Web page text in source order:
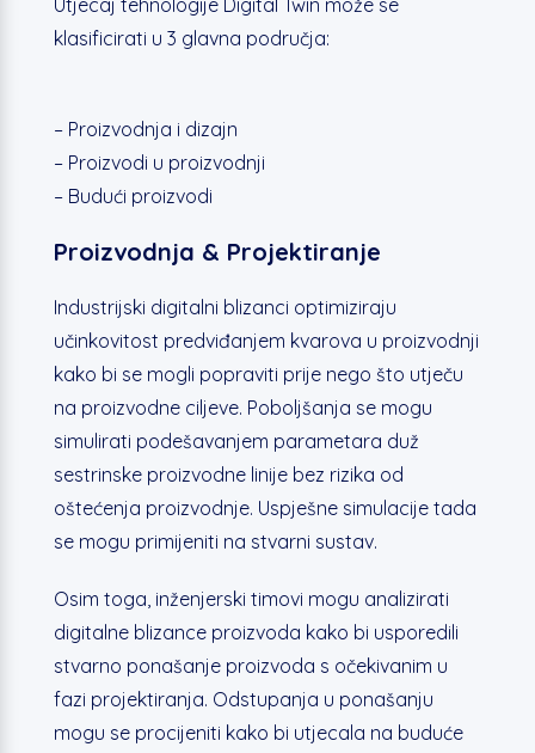
Utjecaj tehnologije Digital Twin može se
klasificirati u 3 glavna područja:
– Proizvodnja i dizajn
– Proizvodi u proizvodnji
– Budući proizvodi
Proizvodnja & Projektiranje
Industrijski digitalni blizanci optimiziraju
učinkovitost predviđanjem kvarova u proizvodnji
kako bi se mogli popraviti prije nego što utječu
na proizvodne ciljeve. Poboljšanja se mogu
simulirati podešavanjem parametara duž
sestrinske proizvodne linije bez rizika od
oštećenja proizvodnje. Uspješne simulacije tada
se mogu primijeniti na stvarni sustav.
Osim toga, inženjerski timovi mogu analizirati
digitalne blizance proizvoda kako bi usporedili
stvarno ponašanje proizvoda s očekivanim u
fazi projektiranja. Odstupanja u ponašanju
mogu se procijeniti kako bi utjecala na buduće